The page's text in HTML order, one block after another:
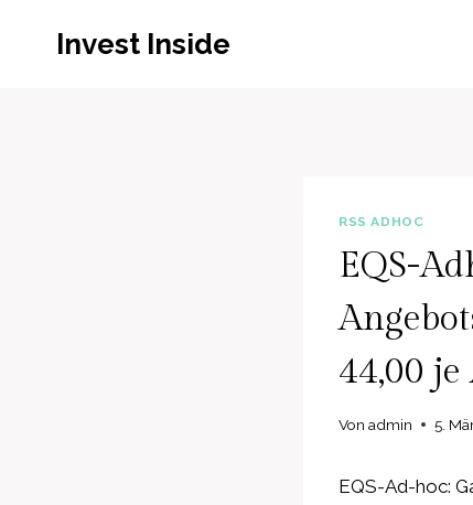
Invest Inside
RSS ADHOC
EQS-
44,00
Von admin 5.
EQS-Ad-hoc: